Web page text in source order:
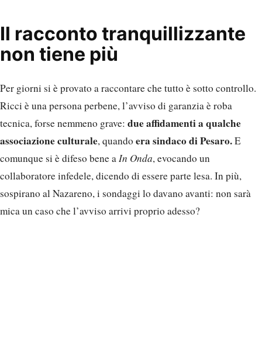
Il racconto tranquillizzante
non tiene più
Per giorni si è provato a raccontare che tutto è sotto controllo.
Ricci è una persona perbene, l’avviso di garanzia è roba
tecnica, forse nemmeno grave: due affidamenti a qualche
associazione culturale, quando era sindaco di Pesaro.E
comunque si è difeso bene aIn Onda, evocando un
collaboratore infedele, dicendo di essere parte lesa. In più,
sospirano al Nazareno, i sondaggi lo davano avanti: non sarà
mica un caso che l’avviso arrivi proprio adesso?